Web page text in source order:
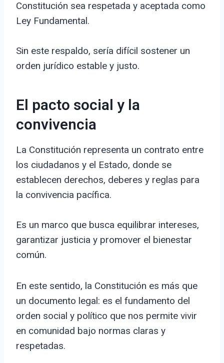
Constitución sea respetada y aceptada como
Ley Fundamental.
Sin este respaldo, sería difícil sostener un
orden jurídico estable y justo.
El pacto social y la
convivencia
La Constitución representa un contrato entre
los ciudadanos y el Estado, donde se
establecen derechos, deberes y reglas para
la convivencia pacífica.
Es un marco que busca equilibrar intereses,
garantizar justicia y promover el bienestar
común.
En este sentido, la Constitución es más que
un documento legal: es el fundamento del
orden social y político que nos permite vivir
en comunidad bajo normas claras y
respetadas.